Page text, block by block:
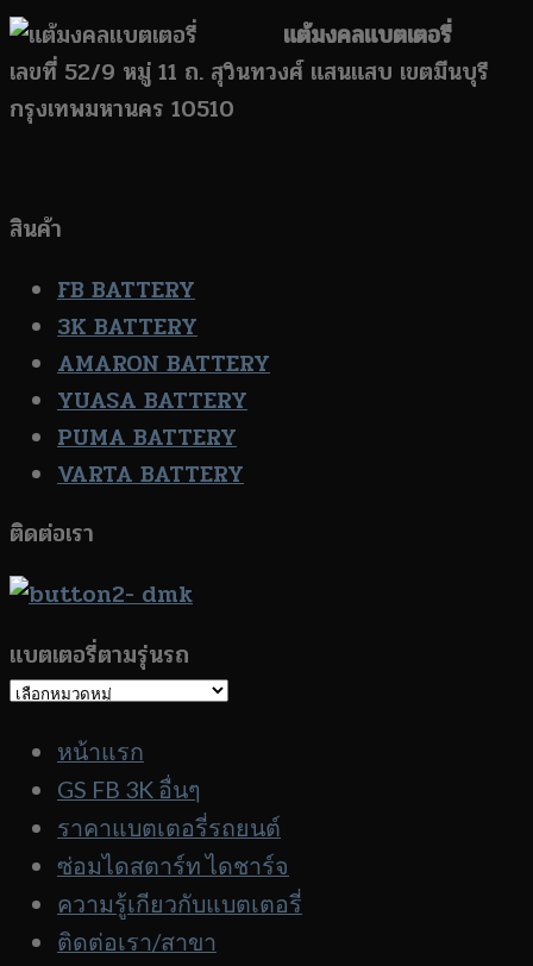
แต้มงคลแบตเตอรี่
เลขที่ 52/9 หมู่ 11 ถ. สุวินทวงศ์ แสนแสบ เขตมีนบุรี
กรุงเทพมหานคร 10510
สินค้า
FB BATTERY
3K BATTERY
AMARON BATTERY
YUASA BATTERY
PUMA BATTERY
VARTA BATTERY
ติดต่อเรา
แบตเตอรี่ตามรุ่นรถ
แบตเตอรี่
รุ่น
รถ
หน้าแรก
GS FB 3K อื่นๆ
ราคาแบตเตอรี่รถยนต์
ซ่อมไดสตาร์ท ไดชาร์จ
ความรู้เกียวกับแบตเตอรี่
ติดต่อเรา/สาขา